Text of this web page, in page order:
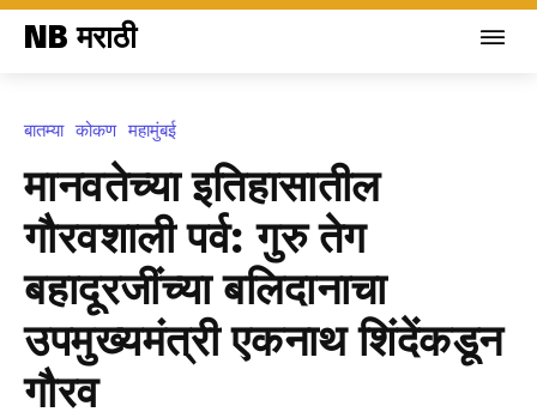
NB मराठी
बातम्या कोकण महामुंबई
मानवतेच्या इतिहासातील
गौरवशाली पर्व: गुरु तेग
बहादूरजींच्या बलिदानाचा
उपमुख्यमंत्री एकनाथ शिंदेंकडून
गौरव